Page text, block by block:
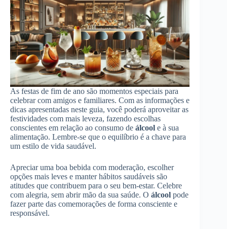
As festas de fim de ano são momentos especiais para
celebrar com amigos e familiares. Com as informações e
dicas apresentadas neste guia, você poderá aproveitar as
festividades com mais leveza, fazendo escolhas
conscientes em relação ao consumo de álcool e à sua
alimentação. Lembre-se que o equilíbrio é a chave para
um estilo de vida saudável.
Apreciar uma boa bebida com moderação, escolher
opções mais leves e manter hábitos saudáveis são
atitudes que contribuem para o seu bem-estar. Celebre
com alegria, sem abrir mão da sua saúde. O álcool pode
fazer parte das comemorações de forma consciente e
responsável.